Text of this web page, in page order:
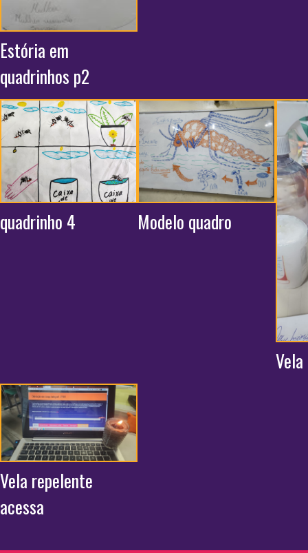
Estória em
quadrinhos p2
quadrinho 4 Modelo quadro
Vela repelente
acessa